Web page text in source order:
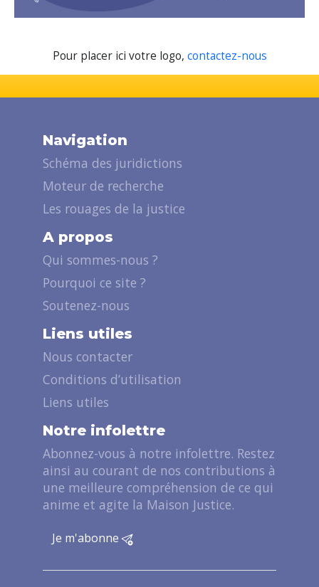
Pour placer ici votre logo, contactez-nous
Navigation
Schéma des juridictions
Moteur de recherche
Les rouages de la justice
A propos
Qui sommes-nous ?
Pourquoi ce site ?
Soutenez-nous
Liens utiles
Nous contacter
Conditions d’utilisation
Liens utiles
Notre infolettre
Abonnez-vous à notre infolettre. Restez
ainsi au courant de nos contributions à
une meilleure compréhension de ce qui
anime et agite la Maison Justice.
Je m'abonne